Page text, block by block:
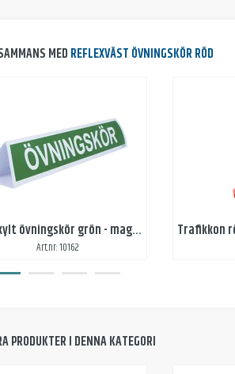
MEDREFLEXVÄST ÖVNINGSKÖR RÖD
Takskylt övningskör grön - magnetfäste
Art.nr: 10162
PRODUKTER I DENNA KATEGORI